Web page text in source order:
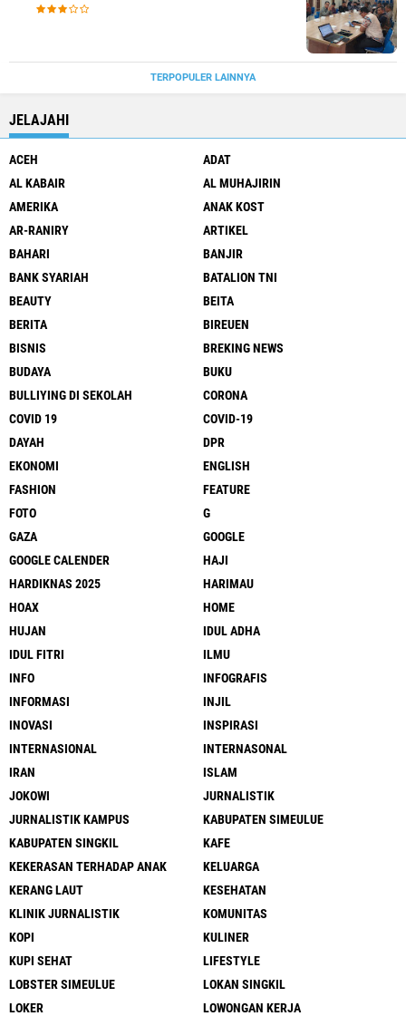
TERPOPULER LAINNYA
JELAJAHI
ACEH
ADAT
AL KABAIR
AL MUHAJIRIN
AMERIKA
ANAK KOST
AR-RANIRY
ARTIKEL
BAHARI
BANJIR
BANK SYARIAH
BATALION TNI
BEAUTY
BEITA
BERITA
BIREUEN
BISNIS
BREKING NEWS
BUDAYA
BUKU
BULLIYING DI SEKOLAH
CORONA
COVID 19
COVID-19
DAYAH
DPR
EKONOMI
ENGLISH
FASHION
FEATURE
FOTO
G
GAZA
GOOGLE
GOOGLE CALENDER
HAJI
HARDIKNAS 2025
HARIMAU
HOAX
HOME
HUJAN
IDUL ADHA
IDUL FITRI
ILMU
INFO
INFOGRAFIS
INFORMASI
INJIL
INOVASI
INSPIRASI
INTERNASIONAL
INTERNASONAL
IRAN
ISLAM
JOKOWI
JURNALISTIK
JURNALISTIK KAMPUS
KABUPATEN SIMEULUE
KABUPATEN SINGKIL
KAFE
KEKERASAN TERHADAP ANAK
KELUARGA
KERANG LAUT
KESEHATAN
KLINIK JURNALISTIK
KOMUNITAS
KOPI
KULINER
KUPI SEHAT
LIFESTYLE
LOBSTER SIMEULUE
LOKAN SINGKIL
LOKER
LOWONGAN KERJA